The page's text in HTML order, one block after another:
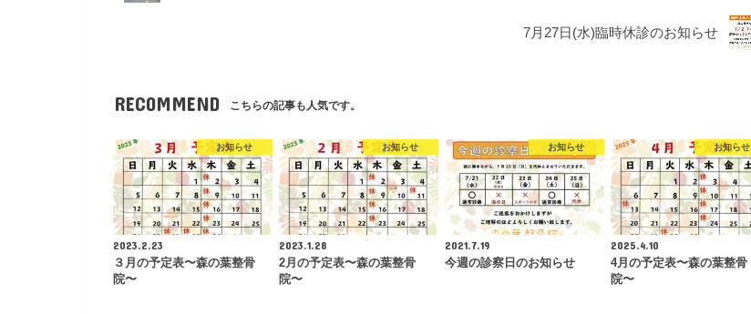
7月27日(水)臨時休診のお知らせ
RECOMMEND こちらの記事も人気です。
お知らせ
2023.2.23
３月の予定表〜森の葉整骨
院〜
お知らせ
2023.1.28
2月の予定表〜森の葉整骨
院〜
お知らせ
2021.7.19
今週の診察日のお知らせ
お知らせ
2025.4.10
4月の予定表〜森の葉整骨
院〜